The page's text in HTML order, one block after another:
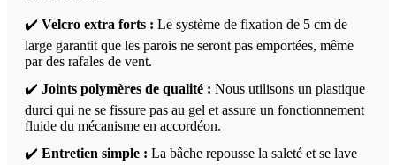
✔️ Velcro extra forts : Le système de fixation de 5 cm de
large garantit que les parois ne seront pas emportées, même
par des rafales de vent.
✔️ Joints polymères de qualité : Nous utilisons un plastique
durci qui ne se fissure pas au gel et assure un fonctionnement
fluide du mécanisme en accordéon.
✔️ Entretien simple : La bâche repousse la saleté et se lave